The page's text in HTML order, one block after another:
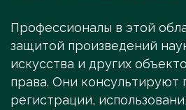
Профессионалы в этой
защитой произведений
искусства и других
права. Они консультируют
регистрации,